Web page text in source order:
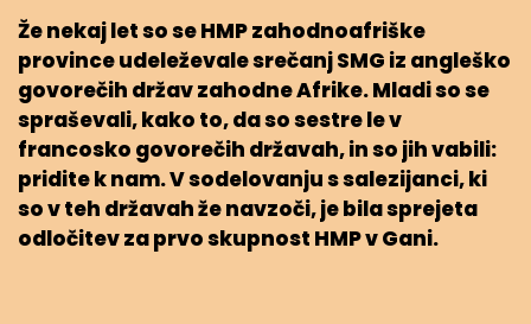
Že nekaj let so se HMP zahodnoafriške
province udeleževale srečanj SMG iz angleško
govorečih držav zahodne Afrike. Mladi so se
spraševali, kako to, da so sestre le v
francosko govorečih državah, in so jih vabili:
pridite k nam. V sodelovanju s salezijanci, ki
so v teh državah že navzoči, je bila sprejeta
odločitev za prvo skupnost HMP v Gani.